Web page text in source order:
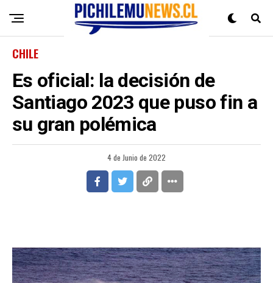
CHILE
Es oficial: la decisión de
Santiago 2023 que puso fin a
su gran polémica
4 de Junio de 2022